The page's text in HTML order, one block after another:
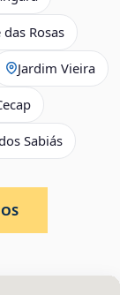
Rosas
Jardim Vieira
Sabiás